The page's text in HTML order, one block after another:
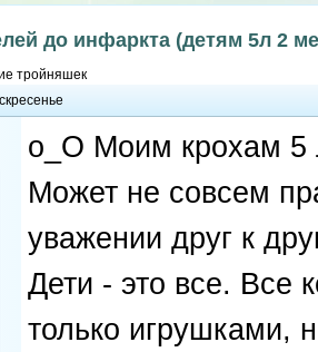
до инфаркта (детям 5л 2
тройняшек
o_O Моим крохам
Может не совсем
уважении друг к
Дети - это все. Все
только игрушками,